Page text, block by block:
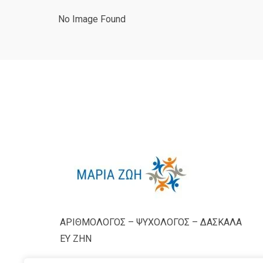
No Image Found
ΑΡΙΘΜΟΛΟΓΟΣ – ΨΥΧΟΛΟΓΟΣ – ΔΑΣΚΑΛΑ
ΕΥ ΖΗΝ